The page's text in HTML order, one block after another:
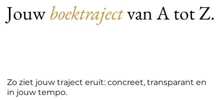
Jouw boektrajectvan A tot Z.
Zo ziet jouw traject eruit: concreet, transparant en
in jouw tempo.